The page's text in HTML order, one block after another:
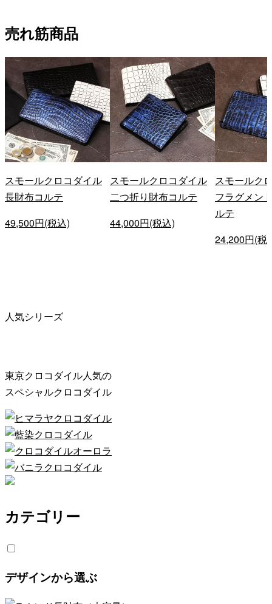
売れ筋商品
スモールクロコダイル
長財布コルテ
49,500円(税込)
スモールクロコダイル
二つ折り財布コルテ
44,000円(税込)
スモールク
フラグメン
ルテ
24,200円(税
人気シリーズ
東京クロコダイル人気の
スペシャルクロコダイル
カテゴリー
デザインから選ぶ